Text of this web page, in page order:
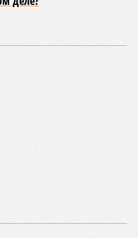
возвращаемся к
которые начисто
вариантов
сокращают
жизни с
научный сотрудник
Сколтеха и
интеллекта
организма более
чем другие. В
заменят старые,
стороны, клетки